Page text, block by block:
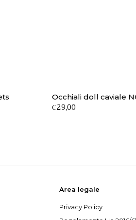
Occhiali doll caviale
€29,00
Area legale
Privacy Policy